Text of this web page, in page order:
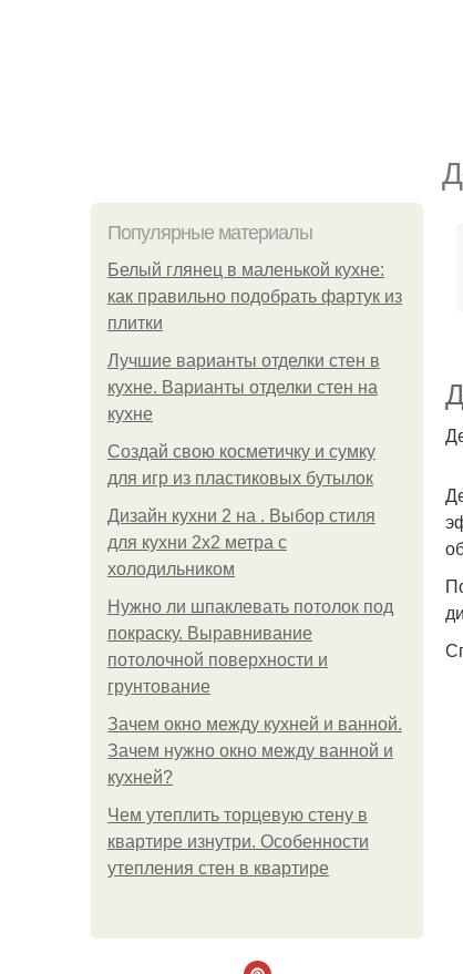
Популярные материалы
Белый глянец в маленькой кухне:
как правильно подобрать фартук из
плитки
Лучшие варианты отделки стен в
кухне. Варианты отделки стен на
кухне
Создай свою косметичку и сумку
для игр из пластиковых бутылок
Дизайн кухни 2 на . Выбор стиля
для кухни 2х2 метра с
холодильником
Нужно ли шпаклевать потолок под
покраску. Выравнивание
потолочной поверхности и
грунтование
Зачем окно между кухней и ванной.
Зачем нужно окно между ванной и
кухней?
Чем утеплить торцевую стену в
квартире изнутри. Особенности
утепления стен в квартире